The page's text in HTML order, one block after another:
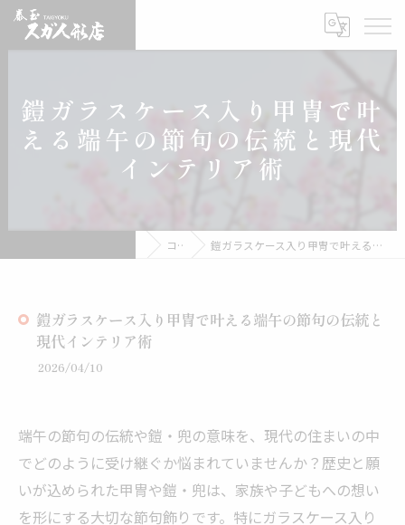
鎧ガラスケース入り甲冑で叶
える端午の節句の伝統と現代
インテリア術
コラム 鎧ガラスケース入り甲冑で叶える端午の節句の伝統と現代インテリア術
鎧ガラスケース入り甲冑で叶える端午の節句の伝統と
現代インテリア術
2026/04/10
端午の節句の伝統や鎧・兜の意味を、現代の住まいの中
でどのように受け継ぐか悩まれていませんか？歴史と願
いが込められた甲冑や鎧・兜は、家族や子どもへの想い
を形にする大切な節句飾りです。特にガラスケース入り